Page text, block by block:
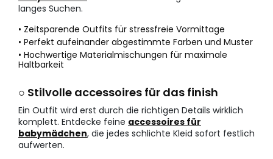
langes Suchen.
• Zeitsparende Outfits für stressfreie Vormittage
• Perfekt aufeinander abgestimmte Farben und Muster
• Hochwertige Materialmischungen für maximale
Haltbarkeit
○ Stilvolle accessoires für das finish
Ein Outfit wird erst durch die richtigen Details wirklich
komplett. Entdecke feine accessoires für
babymädchen, die jedes schlichte Kleid sofort festlich
aufwerten.